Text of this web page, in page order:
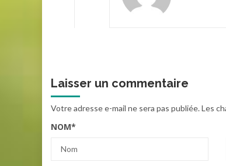
Laisser un commentaire
Votre adresse e-mail ne sera pas publiée.Les
NOM*